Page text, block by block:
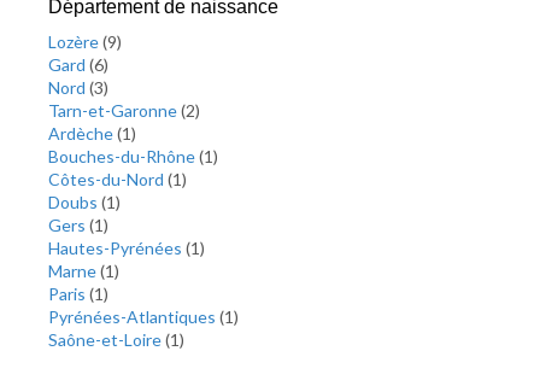
Département de naissance
Lozère(9)
Gard (6)
Nord (3)
Tarn-et-Garonne(2)
Ardèche(1)
Bouches-du-Rhône(1)
Côtes-du-Nord (1)
Doubs (1)
Gers (1)
Hautes-Pyrénées (1)
Marne(1)
Paris (1)
Pyrénées-Atlantiques (1)
Saône-et-Loire(1)